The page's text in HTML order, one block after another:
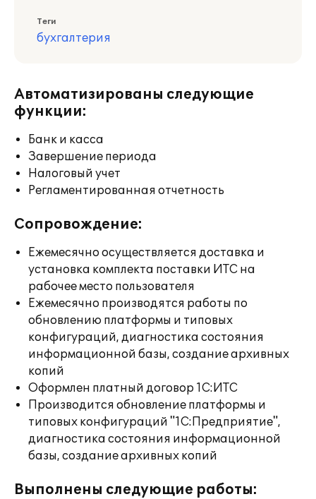
Теги
бухгалтерия
Автоматизированы следующие
функции:
Банк и касса
Завершение периода
Налоговый учет
Регламентированная отчетность
Сопровождение:
Ежемесячно осуществляется доставка и
установка комплекта поставки ИТС на
рабочее место пользователя
Ежемесячно производятся работы по
обновлению платформы и типовых
конфигураций, диагностика состояния
информационной базы, создание архивных
копий
Оформлен платный договор 1С:ИТС
Производится обновление платформы и
типовых конфигураций "1С:Предприятие",
диагностика состояния информационной
базы, создание архивных копий
Выполнены следующие работы: